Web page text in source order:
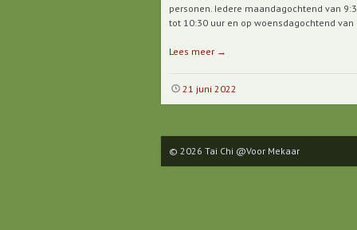
personen. Iedere maandagochtend van
tot 10:30 uur en op woensdagochtend
Lees meer →
21 juni 2022
© 2026 Tai Chi @Voor Mekaar